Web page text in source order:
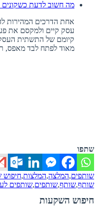
מה חשוב לדעת
אחת הדרכים המהירות
עסק קיים ולמקסם את
קיומם של התשתית
מאוד לפתח לבד מאפס,
שתפו
שותפים,המלצה,המלצות,חיפוש
שותף,שותף,שותפים,שותפים
חיפוש השקעות